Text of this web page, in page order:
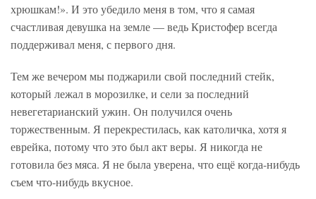
хрюшкам!». И это убедило меня в том, что я самая
счастливая девушка на земле — ведь Кристофер всегда
поддерживал меня, с первого дня.
Тем же вечером мы поджарили свой последний стейк,
который лежал в морозилке, и сели за последний
невегетарианский ужин. Он получился очень
торжественным. Я перекрестилась, как католичка, хотя я
еврейка, потому что это был акт веры. Я никогда не
готовила без мяса. Я не была уверена, что ещё когда-нибудь
съем что-нибудь вкусное.